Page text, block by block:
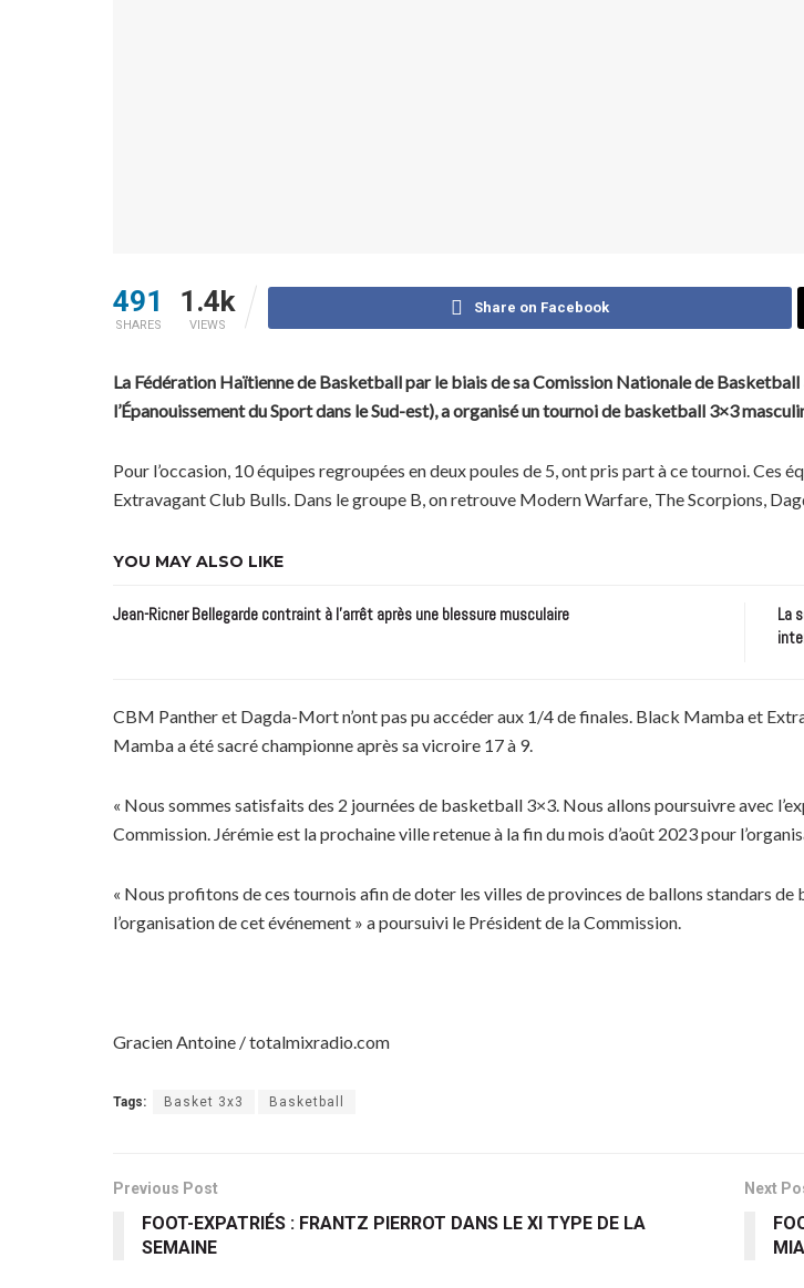
491
SHARES
1.4k
VIEWS
Share on Facebook
La Fédération Haïtienne de Basketball par le biais de sa Comission Nationale de
l’Épanouissement du Sport dans le Sud-est), a organisé un tournoi de basketball 3×3
Pour l’occasion, 10 équipes regroupées en deux poules de 5, ont pris part à ce tournoi.
Extravagant Club Bulls. Dans le groupe B, on retrouve Modern Warfare, The Scorpions,
YOU MAY ALSO LIKE
Jean-Ricner Bellegarde contraint à l’arrêt après une blessure musculaire
La
CBM Panther et Dagda-Mort n’ont pas pu accéder aux 1/4 de finales. Black Mamba et
Mamba a été sacré championne après sa vicroire 17 à 9.
« Nous sommes satisfaits des 2 journées de basketball 3×3. Nous allons poursuivre avec
Commission. Jérémie est la prochaine ville retenue à la fin du mois d’août 2023 pour
« Nous profitons de ces tournois afin de doter les villes de provinces de ballons standars
l’organisation de cet événement » a poursuivi le Président de la Commission.
Gracien Antoine / totalmixradio.com
Tags: Basket 3x3 Basketball
Previous Post
FOOT-EXPATRIÉS : FRANTZ PIERROT DANS LE XI TYPE DE LA
SEMAINE
Next